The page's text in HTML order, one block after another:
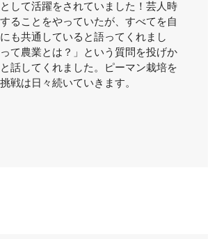
して活躍をされていました！芸人時
ることをやっていたが、すべてを自
も共通していると語ってくれまし
て農業とは？」という質問を投げか
話してくれました。ピーマン栽培を
戦は日々続いていきます。